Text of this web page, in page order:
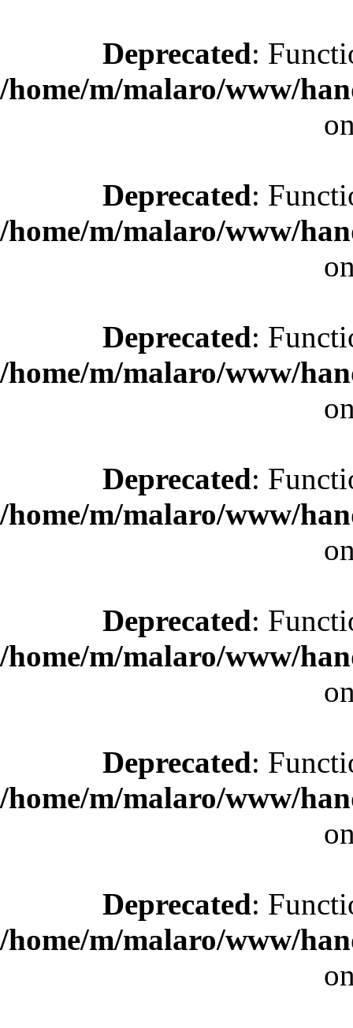
Deprecated:
/home/m/malaro/www/
Deprecated:
/home/m/malaro/www/
Deprecated:
/home/m/malaro/www/
Deprecated:
/home/m/malaro/www/
Deprecated:
/home/m/malaro/www/
Deprecated:
/home/m/malaro/www/
Deprecated:
/home/m/malaro/www/